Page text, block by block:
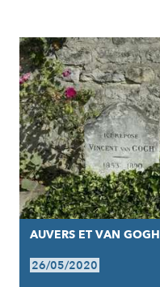
RÉSULTATS
AUVERS ET VAN GOGH
26/05/2020